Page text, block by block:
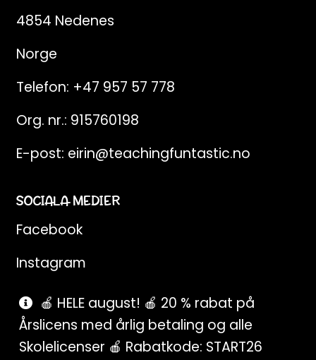
4854 Nedenes
Norge
Telefon: +47 957 57 778
Org. nr.: 915760198
E-post: eirin@teachingfuntastic.no
SOCIALA MEDIER
Facebook
Instagram
Pinterest
SnapChat
🍎 HELE august! 🍎 20 % rabat på
Årslicens med årlig betaling og alle
Skolelicenser 🍎 Rabatkode: START26